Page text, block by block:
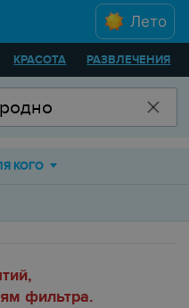
Лето
КРАСОТА РАЗВЛЕЧЕНИЯ
КОГО
фильтра.